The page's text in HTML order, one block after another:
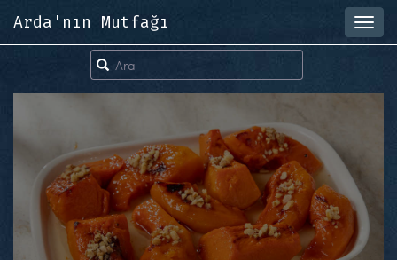
Arda'nın Mutfağı